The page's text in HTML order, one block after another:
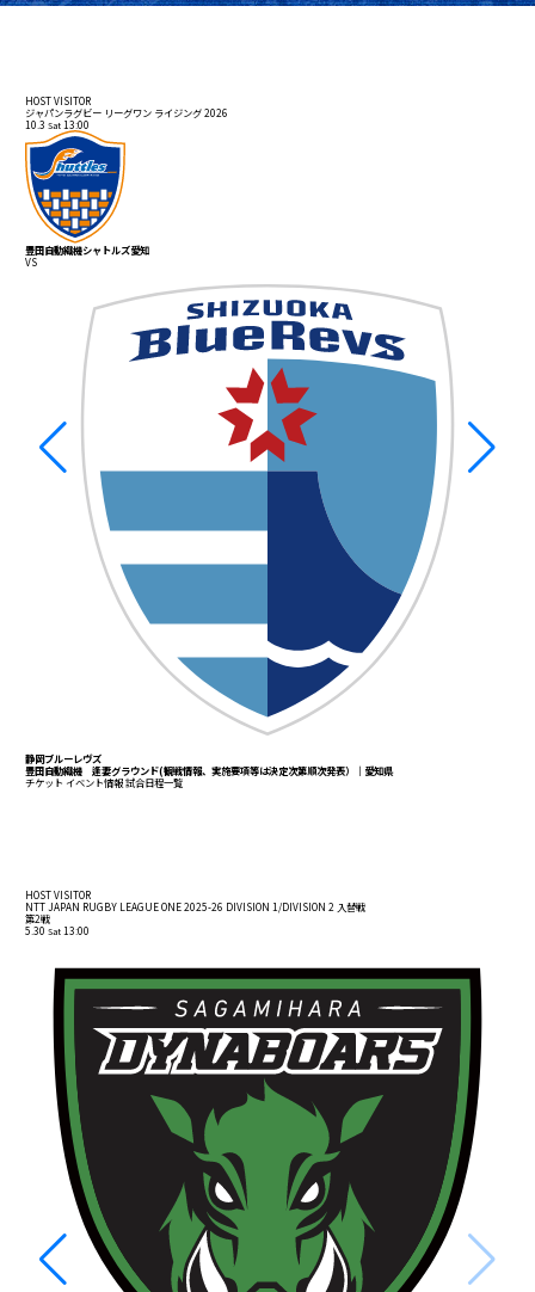
HOSTVISITOR
ジャパンラグビー リーグワン ライジング 2026
10.3 Sat 13:00
豊田自動織機シャトルズ愛知
VS
静岡ブルーレヴズ
豊田自動織機 逢妻グラウンド(観戦情報、実施要項等は決定次第順次発表）｜愛知県
チケット イベント情報試合日程一覧
HOSTVISITOR
NTT JAPAN RUGBY LEAGUE ONE 2025-26 DIVISION 1/DIVISION 2 入替戦
第2戦
5.30 Sat 13:00